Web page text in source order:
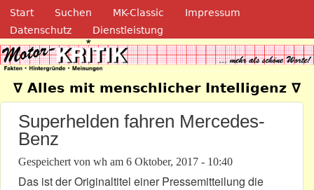
Direkt zum Inhalt
Navigation
Start Suchen MK-Classic
Impressum
Datenschutz
Dienstleistung
Motor-Kritik.de
∇ Alles mit menschlicher Intelligenz ∇
Superhelden fahren Mercedes-
Benz
Gespeichert von wh am 6 Oktober, 2017 - 10:40
Das ist der Originaltitel einer Pressemitteilung die